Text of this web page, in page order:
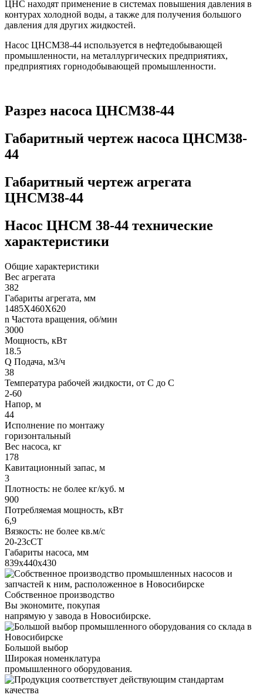
ЦНС находят применение в системах повышения давления в
контурах холодной воды, а также для получения большого
давления для других жидкостей.
Насос ЦНСМ38-44 используется в нефтедобывающей
промышленности, на металлургических предприятиях,
предприятиях горнодобывающей промышленности.
Разрез насоса ЦНСМ38-44
Габаритный чертеж насоса ЦНСМ38-
44
Габаритный чертеж агрегата
ЦНСМ38-44
Насос ЦНСМ 38-44 технические
характеристики
Общие характеристики
Вес агрегата
382
Габариты агрегата, мм
1485Х460Х620
n Частота вращения, об/мин
3000
Мощность, кВт
18.5
Q Подача, м3/ч
38
Температура рабочей жидкости, от С до С
2-60
Напор, м
44
Исполнение по монтажу
горизонтальный
Вес насоса, кг
178
Кавитационный запас, м
3
Плотность: не более кг/куб. м
900
Потребляемая мощность, кВт
6,9
Вязкость: не более кв.м/с
20-23сСТ
Габариты насоса, мм
839х440х430
Собственное производство
Вы экономите, покупая
напрямую у завода в Новосибирске.
Большой выбор
Широкая номенклатура
промышленного оборудования.